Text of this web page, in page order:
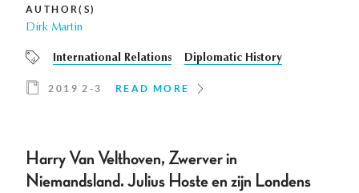
AUTHOR(S)
Dirk Martin
International Relations Diplomatic History
2019 2-3 READ MORE
Harry Van Velthoven, Zwerver in
Niemandsland. Julius Hoste en zijn Londens